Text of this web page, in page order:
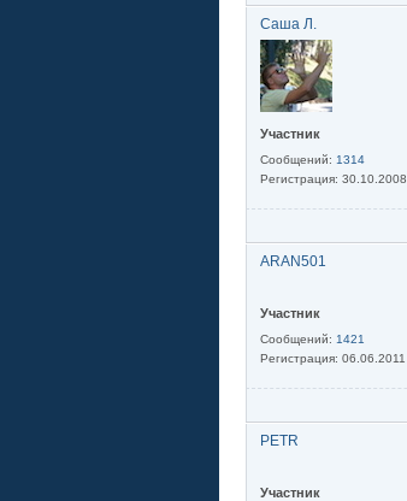
Саша Л.
Участник
Сообщений: 1314
Регистрация: 30.10.2008
ARAN501
Участник
Сообщений: 1421
Регистрация: 06.06.2011
PETR
Участник